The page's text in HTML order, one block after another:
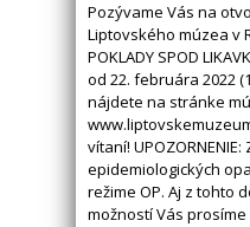
Pozývame Vás na
Liptovského múzea v
POKLADY SPOD
od 22. februára 2022
nájdete na stránke
vítaní!
epidemiologických
režime OP. Aj z tohto
možností Vás